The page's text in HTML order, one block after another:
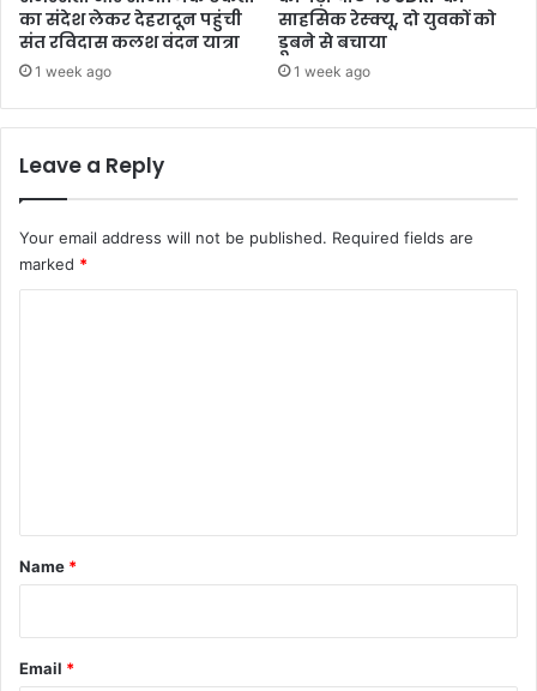
क
रें
अ
का
:
स
चि
व
का संदेश लेकर देहरादून पहुंची
संत रविदास कलश वंदन यात्रा
1 week ago
साहसिक रेस्क्यू, दो युवकों को
डूबने से बचाया
1 week ago
Leave a Reply
Your email address will not be published. Required fields are
marked *
*
Name *
Email *